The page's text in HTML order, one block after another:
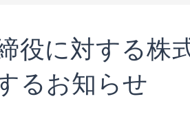
役に対する株
るお知らせ